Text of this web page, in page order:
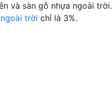
và sàn gỗ nhựa ngoài trời.
trời chỉ là 3%.